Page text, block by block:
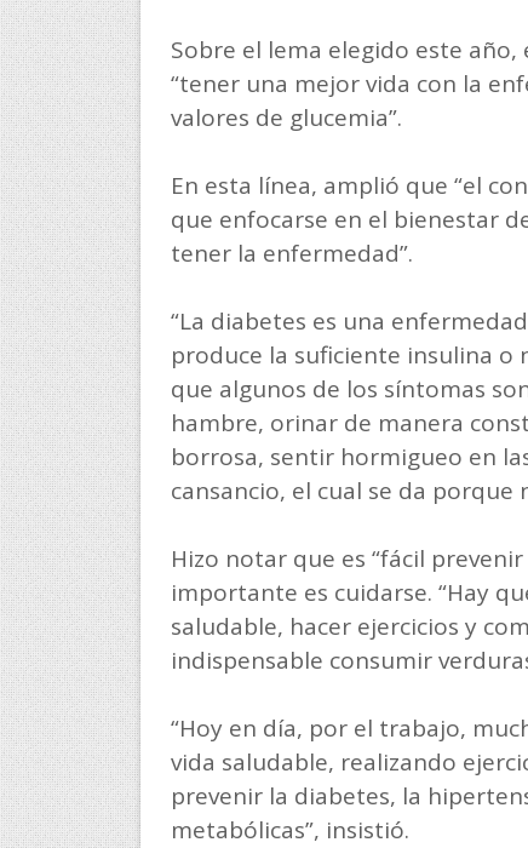
Sobre el lema elegido este
“tener una mejor vida con la
valores de glucemia”.
En esta línea, amplió que “el
que enfocarse en el bienestar
tener la enfermedad”.
“La diabetes es una
produce la suficiente insulina o
que algunos de los síntomas
hambre, orinar de manera
borrosa, sentir hormigueo en
cansancio, el cual se da
Hizo notar que es “fácil
importante es cuidarse. “Hay
saludable, hacer ejercicios y
indispensable consumir
“Hoy en día, por el trabajo,
vida saludable, realizando
prevenir la diabetes, la
metabólicas”, insistió.